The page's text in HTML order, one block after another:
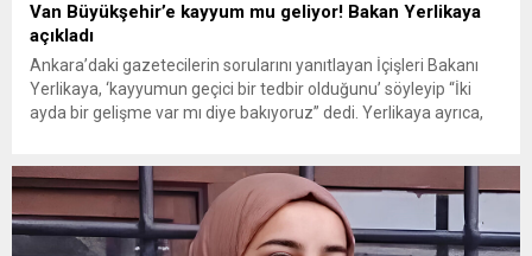
Van Büyükşehir’e kayyum mu geliyor! Bakan Yerlikaya
açıkladı
Ankara’daki gazetecilerin sorularını yanıtlayan İçişleri Bakanı
Yerlikaya, ‘kayyumun geçici bir tedbir olduğunu’ söyleyip “İki
ayda bir gelişme var mı diye bakıyoruz” dedi. Yerlikaya ayrıca,
terörle demokrasinin yan yana duramayacağını belirten
Yerlikaya, kimsenin suç işleme özgürlüğü...